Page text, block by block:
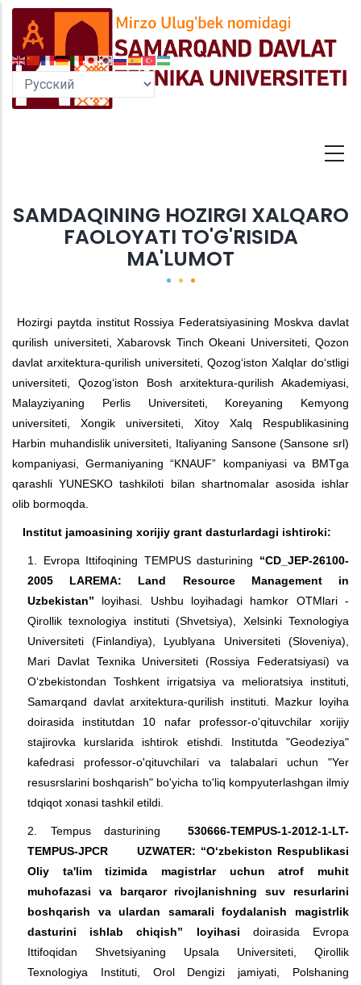
Перейти
основному
содержанию
SAMDAQINING HOZIRGI XALQARO
FAOLOYATI TO'G'RISIDA
MA'LUMOT
Hozirgi paytda institut Rossiya Federatsiyasining Moskva davlat
qurilish universiteti, Xabarovsk Tinch Okeani Universiteti, Qozon
davlat arxitektura-qurilish universiteti, Qozog‘iston Xalqlar do‘stligi
universiteti, Qozog‘iston Bosh arxitektura-qurilish Akademiyasi,
Malayziyaning Perlis Universiteti, Koreyaning Kemyong
universiteti, Xongik universiteti, Xitoy Xalq Respublikasining
Harbin muhandislik universiteti, Italiyaning Sansone (Sansone srl)
kompaniyasi, Germaniyaning “KNAUF” kompaniyasi va BMTga
qarashli YUNESKO tashkiloti bilan shartnomalar asosida ishlar
olib bormoqda.
Institut jamoasining xorijiy grant dasturlardagi ishtiroki:
1. Evropa Ittifoqining TEMPUS dasturining “CD_JEP-26100-
2005 LAREMA: Land Resource Management in
Uzbekistan” loyihasi. Ushbu loyihadagi hamkor OTMlari -
Qirollik texnologiya instituti (Shvetsiya), Xelsinki Texnologiya
Universiteti (Finlandiya), Lyublyana Universiteti (Sloveniya),
Mari Davlat Texnika Universiteti (Rossiya Federatsiyasi) va
O‘zbekistondan Toshkent irrigatsiya va melioratsiya instituti,
Samarqand davlat arxitektura-qurilish instituti. Mazkur loyiha
doirasida institutdan 10 nafar professor-o'qituvchilar xorijiy
stajirovka kurslarida ishtirok etishdi. Institutda "Geodeziya"
kafedrasi professor-o'qituvchilari va talabalari uchun "Yer
resusrslarini boshqarish" bo'yicha to'liq kompyuterlashgan ilmiy
tdqiqot xonasi tashkil etildi.
2. Tempus dasturining
530666-TEMPUS-1-2012-1-LT-
TEMPUS-JPCR UZWATER: “O‘zbekiston Respublikasi
Oliy ta'lim tizimida magistrlar uchun atrof muhit
muhofazasi va barqaror rivojlanishning suv resurlarini
boshqarish va ulardan samarali foydalanish magistrlik
dasturini ishlab chiqish”
loyihasi doirasida Evropa
Ittifoqidan Shvetsiyaning Upsala Universiteti, Qirollik
Texnologiya Instituti, Orol Dengizi jamiyati, Polshaning